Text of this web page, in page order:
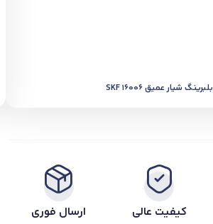
بلبرینگ شیار عمیق SKF 16006
کیفیت عالی ارسال فوری